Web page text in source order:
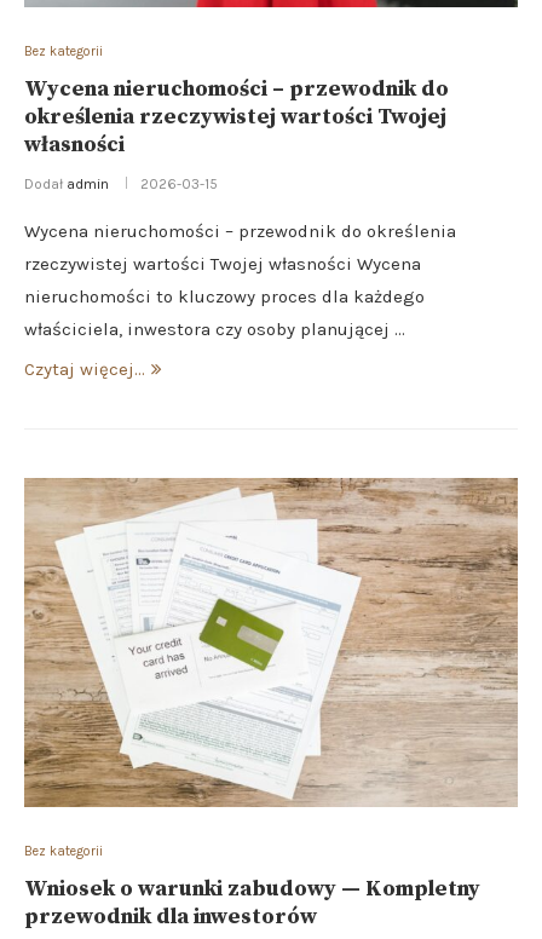
Bez kategorii
Wycena nieruchomości – przewodnik do
określenia rzeczywistej wartości Twojej
własności
Dodał admin 2026-03-15
Wycena nieruchomości – przewodnik do określenia
rzeczywistej wartości Twojej własności Wycena
nieruchomości to kluczowy proces dla każdego
właściciela, inwestora czy osoby planującej …
Czytaj więcej...
Bez kategorii
Wniosek o warunki zabudowy — Kompletny
przewodnik dla inwestorów